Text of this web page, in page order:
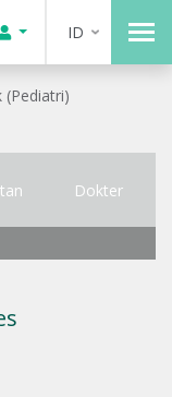
ID
(Pediatri)
Dokter